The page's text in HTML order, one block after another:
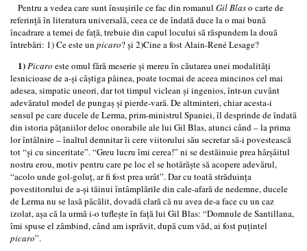
Pentru a vedea care sunt însuşirile ce fac din romanul Gil Blaso carte de
referinţă în literatura universală, ceea ce de îndată duce la o mai bună
încadrare a temei de faţă, trebuie din capul locului să răspundem la două
întrebări: 1) Ce este un picaro? şi 2)Cine a fost Alain-René Lesage?
1)Picaro este omul fără meserie şi mereu în căutarea unei modalităţi
lesnicioase de a-şi câştiga pâinea, poate tocmai de aceea mincinos cel mai
adesea, simpatic uneori, dar tot timpul viclean şi ingenios, într-un cuvânt
adevăratul model de pungaş şi pierde-vară. De altminteri, chiar acesta-i
sensul pe care ducele de Lerma, prim-ministrul Spaniei, îl desprinde de îndată
din istoria păţaniilor deloc onorabile ale lui Gil Blas, atunci când – la prima
lor întâlnire – înaltul demnitar îi cere viitorului său secretar să-i povestească
tot “şi cu sinceritate”. “Greu lucru îmi cerea!” ni se destăinuie prea hârşâitul
nostru erou, motiv pentru care pe loc el se hotărăşte să acopere adevărul,
“acolo unde gol-goluţ, ar fi fost prea urât”. Dar cu toată străduinţa
povestitorului de a-şi tăinui întâmplările din cale-afară de nedemne, ducele
de Lerma nu se lasă păcălit, dovadă clară că nu avea de-a face cu un caz
izolat, aşa că la urmă i-o tufleşte în faţă lui Gil Blas: “Domnule de Santillana,
îmi spuse el zâmbind, când am isprăvit, după cum văd, ai fost puţintel
picaro”.